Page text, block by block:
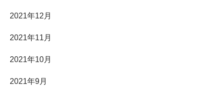
2021年12月
2021年11月
2021年10月
2021年9月